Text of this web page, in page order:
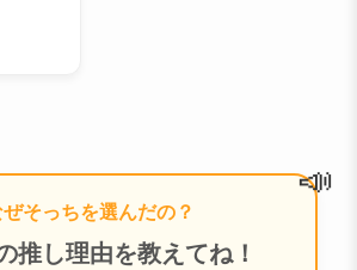
そっちを選んだの？
推し理由を教えてね！
📣